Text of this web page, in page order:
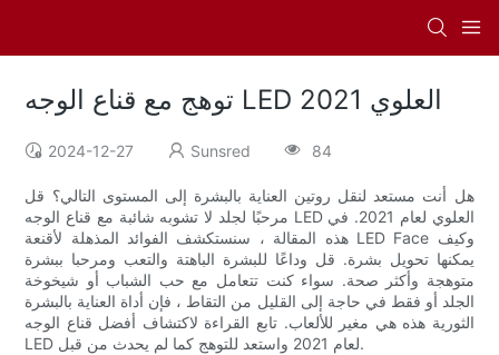
توهج مع قناع الوجه LED العلوي 2021
2024-12-27 Sunsred 84
هل أنت مستعد لنقل روتين العناية بالبشرة إلى المستوى التالي؟ قل
مرحبًا لجلد لا تشوبه شائبة مع قناع الوجه LED العلوي لعام 2021. في
هذه المقالة ، سنستكشف الفوائد المذهلة لأقنعة LED Face وكيف
يمكنها تحويل بشرة. قل وداعًا للبشرة الباهتة والتعب ومرحبا ببشرة
متوهجة وأكثر صحة. سواء كنت تتعامل مع حب الشباب أو شيخوخة
الجلد أو فقط في حاجة إلى القليل من التقاط ، فإن أداة العناية بالبشرة
الثورية هذه هي مغير للألعاب. تابع القراءة لاكتشاف أفضل قناع الوجه
LED لعام 2021 واستعد للتوهج كما لم يحدث من قبل.